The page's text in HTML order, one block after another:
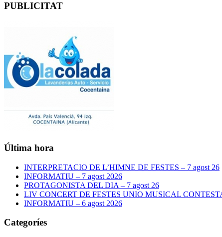
PUBLICITAT
Última hora
INTERPRETACIO DE L’HIMNE DE FESTES – 7 agost 26
INFORMATIU – 7 agost 2026
PROTAGONISTA DEL DIA – 7 agost 26
LIV CONCERT DE FESTES UNIO MUSICAL
INFORMATIU – 6 agost 2026
Categoríes